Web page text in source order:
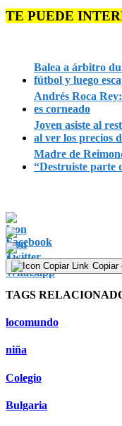
TE PUEDE
Balea a árbitro
fútbol y luego
Andrés Roca
es corneado
Joven asiste al
al ver los precios
Madre de
“Destruiste parte
Copiar
TAGS
locomundo
niña
Colegio
Bulgaria